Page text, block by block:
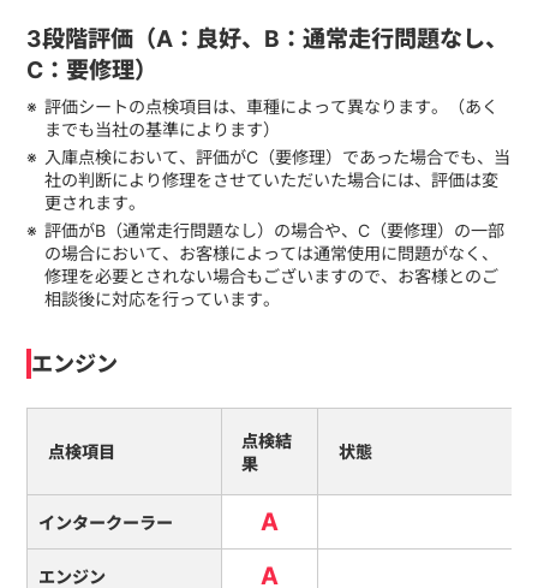
3段階評価（A：良好、B：通常走行問題なし、
C：要修理）
評価シートの点検項目は、車種によって異なります。（あく
までも当社の基準によります）
入庫点検において、評価がC（要修理）であった場合でも、当
社の判断により修理をさせていただいた場合には、評価は変
更されます。
評価がB（通常走行問題なし）の場合や、C（要修理）の一部
の場合において、お客様によっては通常使用に問題がなく、
修理を必要とされない場合もございますので、お客様とのご
相談後に対応を行っています。
エンジン
点検項目
点検結
果
状態
インタークーラー A
エンジン A